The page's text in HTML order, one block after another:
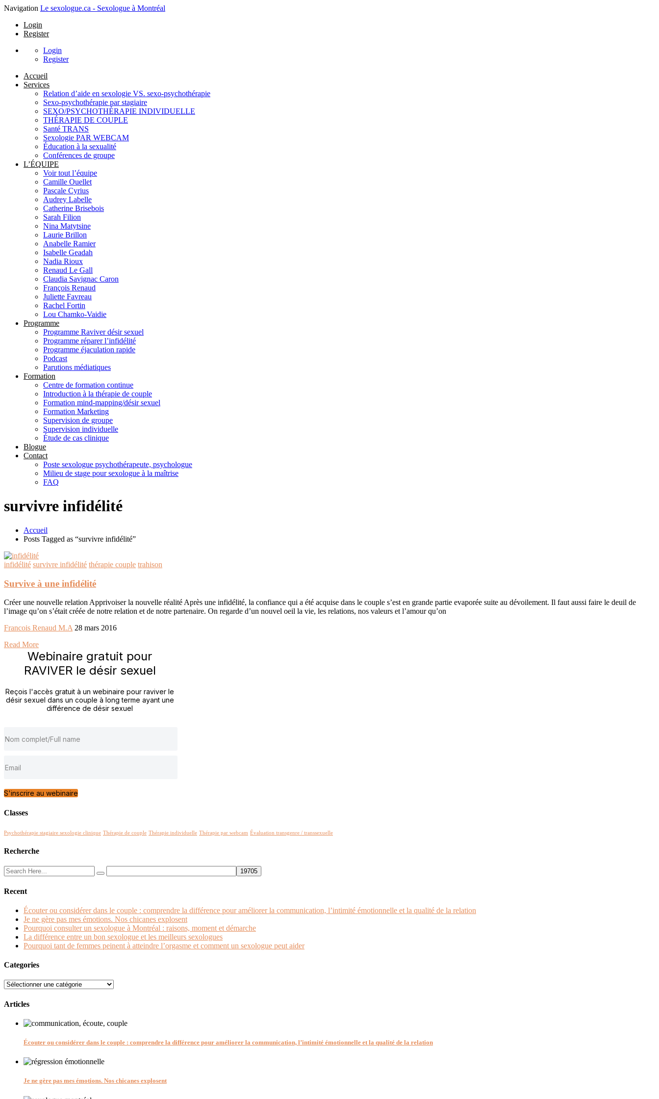
Navigation Le sexologue.ca - Sexologue à Montréal
Login
Register
Login
Register
Accueil
Services
Relation d’aide en sexologie VS. sexo-psychothérapie
Sexo-psychothérapie par stagiaire
SEXO/PSYCHOTHÉRAPIE INDIVIDUELLE
THÉRAPIE DE COUPLE
Santé TRANS
Sexologie PAR WEBCAM
Éducation à la sexualité
Conférences de groupe
L’ÉQUIPE
Voir tout l’équipe
Camille Ouellet
Pascale Cyrius
Audrey Labelle
Catherine Brisebois
Sarah Filion
Nina Matytsine
Laurie Brillon
Anabelle Ramier
Isabelle Geadah
Nadia Rioux
Renaud Le Gall
Claudia Savignac Caron
François Renaud
Juliette Favreau
Rachel Fortin
Lou Chamko-Vaidie
Programme
Programme Raviver désir sexuel
Programme réparer l’infidélité
Programme éjaculation rapide
Podcast
Parutions médiatiques
Formation
Centre de formation continue
Introduction à la thérapie de couple
Formation mind-mapping/désir sexuel
Formation Marketing
Supervision de groupe
Supervision individuelle
Étude de cas clinique
Blogue
Contact
Poste sexologue psychothérapeute, psychologue
Milieu de stage pour sexologue à la maîtrise
FAQ
survivre infidélité
Accueil
Posts Tagged as “survivre infidélité”
infidélité survivre infidélité thérapie couple trahison
Survive à une infidélité
Créer une nouvelle relation Apprivoiser la nouvelle réalité Après une infidélité, la confiance qui a été acquise dans le couple s’est en grande partie evaporée suite au dévoilement. Il faut aussi faire le deuil de
l’image qu’on s’était créée de notre relation et de notre partenaire. On regarde d’un nouvel oeil la vie, les relations, nos valeurs et l’amour qu’on
Francois Renaud M.A 28 mars 2016
Read More
Webinaire gratuit pour
RAVIVER le désir sexuel
Reçois l'accès gratuit à un webinaire pour raviver le
désir sexuel dans un couple à long terme ayant une
différence de désir sexuel
S'inscrire au webinaire
Classes
Psychothérapie stagiaire sexologie clinique Thérapie de couple Thérapie individuelle Thérapie par webcam Évaluation transgenre / transsexuelle
Recherche
Recent
Écouter ou considérer dans le couple : comprendre la différence pour améliorer la communication, l’intimité émotionnelle et la qualité de la relation
Je ne gère pas mes émotions. Nos chicanes explosent
Pourquoi consulter un sexologue à Montréal : raisons, moment et démarche
La différence entre un bon sexologue et les meilleurs sexologues
Pourquoi tant de femmes peinent à atteindre l’orgasme et comment un sexologue peut aider
Categories
Categories
Articles
Écouter ou considérer dans le couple : comprendre la différence pour améliorer la communication, l’intimité émotionnelle et la qualité de la relation
Je ne gère pas mes émotions. Nos chicanes explosent